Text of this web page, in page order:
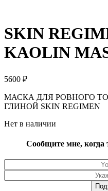
SKIN
KAOLIN
5600 ₽
МАСКА ДЛЯ РОВНОГО
ГЛИНОЙ SKIN REGIMEN
Нет в наличии
Сообщите мне, когда